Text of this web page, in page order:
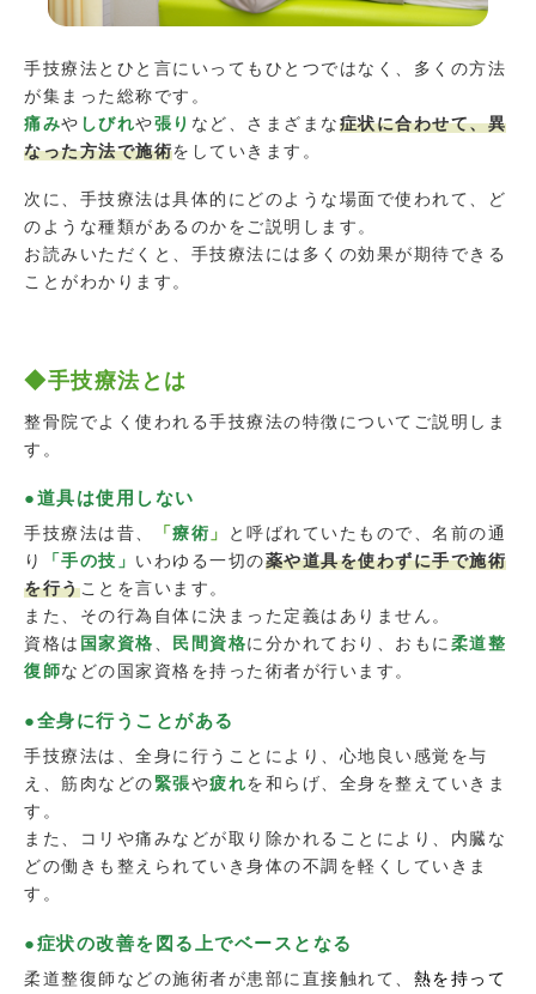
手技療法とひと言にいってもひとつではなく、多くの方法
が集まった総称です。
痛みや しびれや張り など、さまざまな症状に合わせて、異
なった方法で施術をしていきます。
次に、手技療法は具体的にどのような場面で使われて、ど
のような種類があるのかをご説明します。
お読みいただくと、手技療法には多くの効果が期待できる
ことがわかります。
◆手技療法とは
整骨院でよく使われる手技療法の特徴についてご説明しま
す。
●道具は使用しない
手技療法は昔、 「療術 」
と呼ばれていたもので、名前の通
り
「手の技」 いわゆる一切の薬や道具を使わずに手で施術
を行うことを言います。
また、その行為自体に決まった定義はありません。
資格は 国家資格、 民間資格に分かれており、おもに柔道整
復師などの国家資格を持った術者が行います。
●全身に行うことがある
手技療法は、全身に行うことにより、心地良い感覚を与
え、筋肉などの緊張や疲れを和らげ、全身を整えていきま
す。
また、コリや痛みなどが取り除かれることにより、内臓な
どの働きも整えられていき身体の不調を軽くしていきま
す。
●症状の改善を図る上でベースとなる
柔道整復師などの施術者が患部に直接触れて、 熱を持って